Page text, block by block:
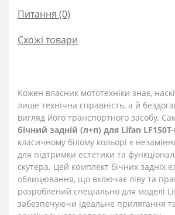
Питання (0)
Схожі товари
Кожен власник мототехніки знає,
лише технічна справність, а й
вигляд його транспортного засобу.
бічний задній (л+п) для Lifan LF150T-
класичному білому кольорі є
для підтримки естетики та
скутера. Цей комплект бічних задніх
облицювання, що включає ліву та
розроблений спеціально для моделі
забезпечуючи ідеальне прилягання